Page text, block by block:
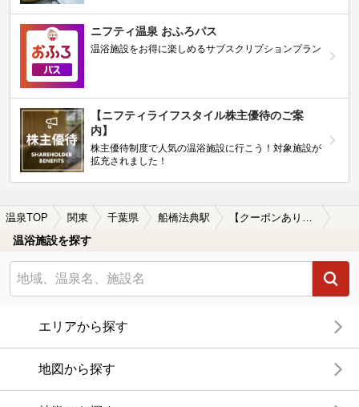
【ニフティ温泉 百名湯2026】
行ってみたい施設に投票してプレゼントを当てよう！
（全10回開催 / 合計260名様）
岩盤浴特集
日本全国の岩盤浴情報だけをピックアップ。まとめて
検索！
ニフティ温泉ニュース
温浴施設をお得に楽しめるサブスクリプションプラン
【ニフティライフスタイル株主優待のご案
内】